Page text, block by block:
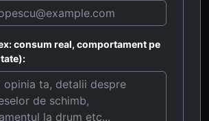
consum real, comportament pe